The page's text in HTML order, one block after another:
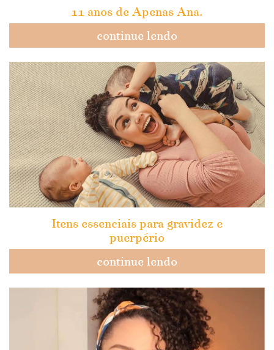
11 anos de Apenas Ana.
continue lendo
Itens essenciais para gravidez e
puerpério
continue lendo